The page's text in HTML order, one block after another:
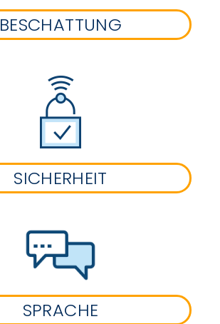
BESCHATTUNG
SICHERHEIT
SPRACHE